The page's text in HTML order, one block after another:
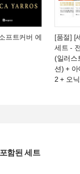
프트커버 에
[품절] [
세트 -
(일러스
션) + 아
2 + 오
함된 세트